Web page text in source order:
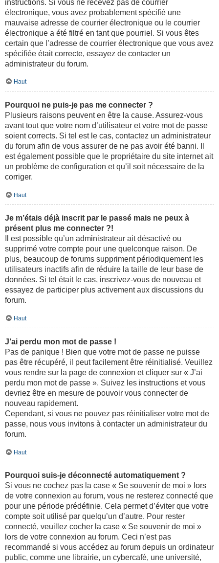
instructions. Si vous ne recevez pas de courrier
électronique, vous avez probablement spécifié une
mauvaise adresse de courrier électronique ou le courrier
électronique a été filtré en tant que pourriel. Si vous êtes
certain que l’adresse de courrier électronique que vous avez
spécifiée était correcte, essayez de contacter un
administrateur du forum.
Haut
Pourquoi ne puis-je pas me connecter ?
Plusieurs raisons peuvent en être la cause. Assurez-vous
avant tout que votre nom d’utilisateur et votre mot de passe
soient corrects. Si tel est le cas, contactez un administrateur
du forum afin de vous assurer de ne pas avoir été banni. Il
est également possible que le propriétaire du site internet ait
un problème de configuration et qu’il soit nécessaire de la
corriger.
Haut
Je m’étais déjà inscrit par le passé mais ne peux à
présent plus me connecter ?!
Il est possible qu’un administrateur ait désactivé ou
supprimé votre compte pour une quelconque raison. De
plus, beaucoup de forums suppriment périodiquement les
utilisateurs inactifs afin de réduire la taille de leur base de
données. Si tel était le cas, inscrivez-vous de nouveau et
essayez de participer plus activement aux discussions du
forum.
Haut
J’ai perdu mon mot de passe !
Pas de panique ! Bien que votre mot de passe ne puisse
pas être récupéré, il peut facilement être réinitialisé. Veuillez
vous rendre sur la page de connexion et cliquer sur « J’ai
perdu mon mot de passe ». Suivez les instructions et vous
devriez être en mesure de pouvoir vous connecter de
nouveau rapidement.
Cependant, si vous ne pouvez pas réinitialiser votre mot de
passe, nous vous invitons à contacter un administrateur du
forum.
Haut
Pourquoi suis-je déconnecté automatiquement ?
Si vous ne cochez pas la case « Se souvenir de moi » lors
de votre connexion au forum, vous ne resterez connecté que
pour une période prédéfinie. Cela permet d’éviter que votre
compte soit utilisé par quelqu’un d’autre. Pour rester
connecté, veuillez cocher la case « Se souvenir de moi »
lors de votre connexion au forum. Ceci n’est pas
recommandé si vous accédez au forum depuis un ordinateur
public, comme une librairie, un cybercafé, une université,